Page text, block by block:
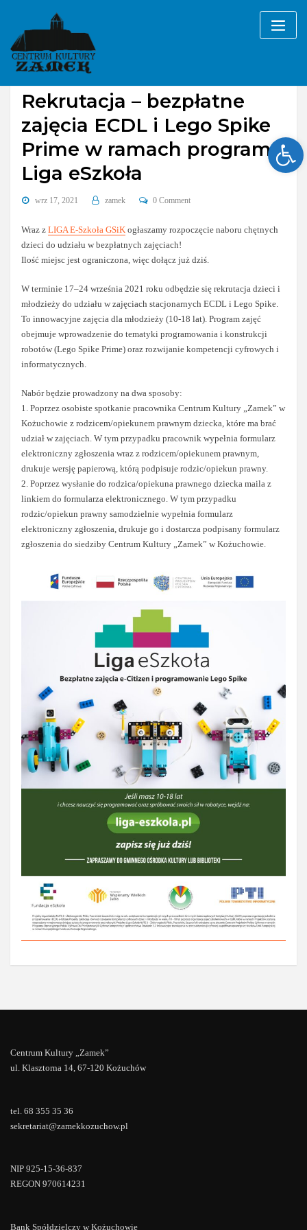
content
Bez kategorii
Rekrutacja – bezpłatne
zajęcia ECDL i Lego Spike
Prime w ramach programu
Liga eSzkoła
wrz 17, 2021 zamek 0 Comment
Wraz zLIGA E-Szkoła GSiK ogłaszamy rozpoczęcie naboru chętnych
dzieci do udziału w bezpłatnych zajęciach!
Ilość miejsc jest ograniczona, więc dołącz już dziś.
W terminie 17–24 września 2021 roku odbędzie się rekrutacja dzieci i
młodzieży do udziału w zajęciach stacjonarnych ECDL i Lego Spike.
To innowacyjne zajęcia dla młodzieży (10-18 lat). Program zajęć
obejmuje wprowadzenie do tematyki programowania i konstrukcji
robotów (Lego Spike Prime) oraz rozwijanie kompetencji cyfrowych i
informatycznych.
Nabór będzie prowadzony na dwa sposoby:
1. Poprzez osobiste spotkanie pracownika Centrum Kultury „Zamek” w
Kożuchowie z rodzicem/opiekunem prawnym dziecka, które ma brać
udział w zajęciach. W tym przypadku pracownik wypełnia formularz
elektroniczny zgłoszenia wraz z rodzicem/opiekunem prawnym,
drukuje wersję papierową, którą podpisuje rodzic/opiekun prawny.
2. Poprzez wysłanie do rodzica/opiekuna prawnego dziecka maila z
linkiem do formularza elektronicznego. W tym przypadku
rodzic/opiekun prawny samodzielnie wypełnia formularz
elektroniczny zgłoszenia, drukuje go i dostarcza podpisany formularz
zgłoszenia do siedziby Centrum Kultury „Zamek” w Kożuchowie.
Centrum Kultury „Zamek”
ul. Klasztorna 14, 67-120 Kożuchów
tel. 68 355 35 36
sekretariat@zamekkozuchow.pl
NIP 925-15-36-837
REGON 970614231
Bank Spółdzielczy w Kożuchowie